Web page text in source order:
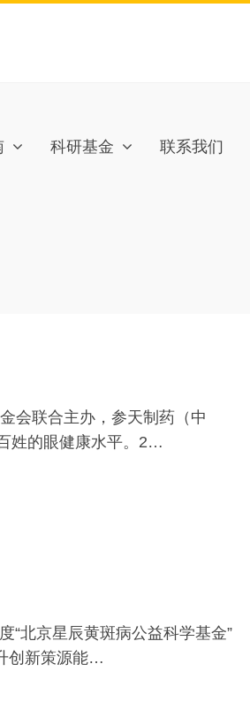
科研基金 联系我们
会联合主办，参天制药（中
姓的眼健康水平。2…
“北京星辰黄斑病公益科学基金”
创新策源能…